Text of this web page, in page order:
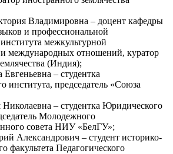
Владимировна – доцент кафедры
и профессиональной
межкультурной
международных отношений, куратор
(Индия);
– студентка
института, председатель «Союза
– студентка Юридического
Молодежного
совета НИУ «БелГУ»;
Александрович – студент историко-
факультета Педагогического